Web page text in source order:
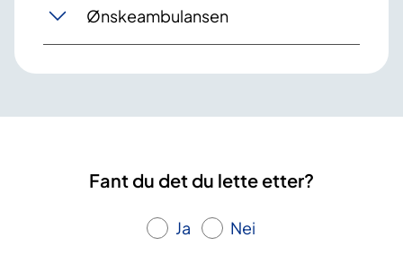
Ønskeambulansen
Fant du det du lette etter?
Ja Nei